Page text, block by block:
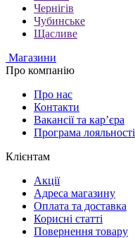
Чернігів
Чубинське
Щасливе
Магазини
Про компанію
Про нас
Контакти
Вакансії та кар’єра
Програма лояльності
Клієнтам
Акції
Адреса магазину
Оплата та доставка
Корисні статті
Повернення товару